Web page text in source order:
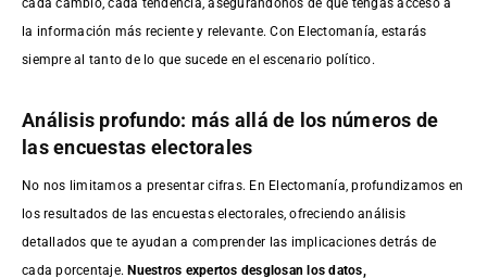
la información más reciente y relevante. Con Electomanía, estarás
siempre al tanto de lo que sucede en el escenario político.
Análisis profundo: más allá de los números de
las encuestas electorales
No nos limitamos a presentar cifras. En Electomanía, profundizamos en
los resultados de las encuestas electorales, ofreciendo análisis
detallados que te ayudan a comprender las implicaciones detrás de
cada porcentaje.Nuestros expertos desglosan los datos,